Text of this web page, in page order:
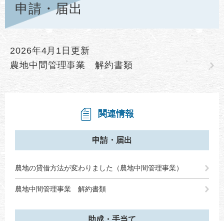
申請・届出
2026年4月1日更新
農地中間管理事業 解約書類
関連情報
申請・届出
農地の貸借方法が変わりました（農地中間管理事業）
農地中間管理事業 解約書類
助成・手当て